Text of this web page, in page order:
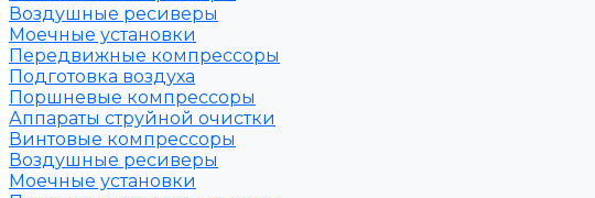
Воздушные ресиверы
Моечные установки
Передвижные компрессоры
Подготовка воздуха
Поршневые компрессоры
Аппараты струйной очистки
Винтовые компрессоры
Воздушные ресиверы
Моечные установки